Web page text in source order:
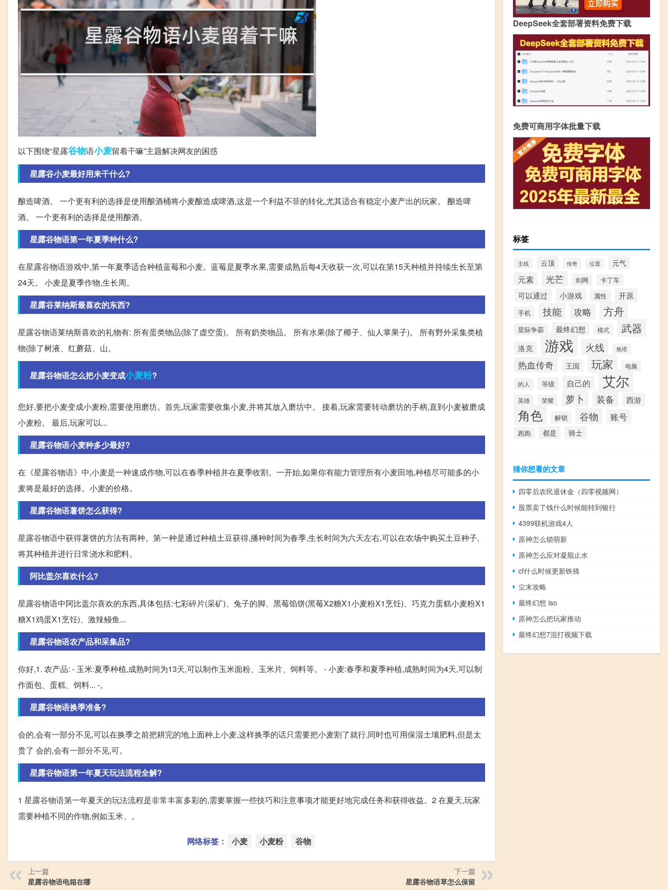
以下围绕“星露谷物语小麦留着干嘛”主题解决网友的困惑
星露谷小麦最好用来干什么?
酿造啤酒。 一个更有利的选择是使用酿酒桶将小麦酿造成啤酒,这是一个利益不菲的转化,尤其适合有稳定小麦产出的玩家。 酿造啤
酒。 一个更有利的选择是使用酿酒。
星露谷物语第一年夏季种什么?
在星露谷物语游戏中,第一年夏季适合种植蓝莓和小麦。蓝莓是夏季水果,需要成熟后每4天收获一次,可以在第15天种植并持续生长至第
24天。 小麦是夏季作物,生长周。
星露谷莱纳斯最喜欢的东西?
星露谷物语莱纳斯喜欢的礼物有: 所有蛋类物品(除了虚空蛋)。 所有奶类物品。 所有水果(除了椰子、仙人掌果子)。 所有野外采集类植
物(除了树液、红蘑菇、山。
星露谷物语怎么把小麦变成小麦粉?
您好,要把小麦变成小麦粉,需要使用磨坊。首先,玩家需要收集小麦,并将其放入磨坊中。 接着,玩家需要转动磨坊的手柄,直到小麦被磨成
小麦粉。 最后,玩家可以...
星露谷物语小麦种多少最好?
在《星露谷物语》中,小麦是一种速成作物,可以在春季种植并在夏季收割。一开始,如果你有能力管理所有小麦田地,种植尽可能多的小
麦将是最好的选择。小麦的价格。
星露谷物语薯饼怎么获得?
星露谷物语中获得薯饼的方法有两种。第一种是通过种植土豆获得,播种时间为春季,生长时间为六天左右,可以在农场中购买土豆种子,
将其种植并进行日常浇水和肥料。
阿比盖尔喜欢什么?
星露谷物语中阿比盖尔喜欢的东西,具体包括:七彩碎片(采矿)、兔子的脚、黑莓馅饼(黑莓X2糖X1小麦粉X1烹饪)、巧克力蛋糕小麦粉X1
糖X1鸡蛋X1烹饪)、激辣鳗鱼...
星露谷物语农产品和采集品?
你好,1. 农产品: - 玉米:夏季种植,成熟时间为13天,可以制作玉米面粉、玉米片、饲料等。 - 小麦:春季和夏季种植,成熟时间为4天,可以制
作面包、蛋糕、饲料... -。
星露谷物语换季准备?
会的,会有一部分不见,可以在换季之前把耕完的地上面种上小麦,这样换季的话只需要把小麦割了就行,同时也可用保湿土壤肥料,但是太
贵了 会的,会有一部分不见,可。
星露谷物语第一年夏天玩法流程全解?
1 星露谷物语第一年夏天的玩法流程是非常丰富多彩的,需要掌握一些技巧和注意事项才能更好地完成任务和获得收益。2 在夏天,玩家
需要种植不同的作物,例如玉米、。
网络标签： 小麦 小麦粉 谷物
上一篇
星露谷物语电箱在哪
下一篇
星露谷物语草怎么保留
DeepSeek全套部署资料免费下载
免费可商用字体批量下载
标签
主线 云顶 传奇 位置 元气
元素 光芒 剑网 卡丁车
可以通过 小游戏 属性 开原
手机 技能 攻略 方舟
星际争霸 最终幻想 模式 武器
洛克 游戏 火线 炮塔
热血传奇 王国 玩家 电脑
的人 等级 自己的 艾尔
英雄 荣耀 萝卜 装备 西游
角色 解锁 谷物 账号
跑跑 都是 骑士
猜你想看的文章
四零后农民退休金（四零视频网）
股票卖了钱什么时候能转到银行
4399联机游戏4人
原神怎么锁萌新
原神怎么应对凝脂止水
cf什么时候更新铁骑
尘末攻略
最终幻想 iso
原神怎么把玩家推动
最终幻想7混打视频下载